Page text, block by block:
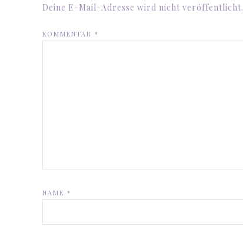
Deine E-Mail-Adresse wird nicht veröffentlicht.
KOMMENTAR *
NAME *